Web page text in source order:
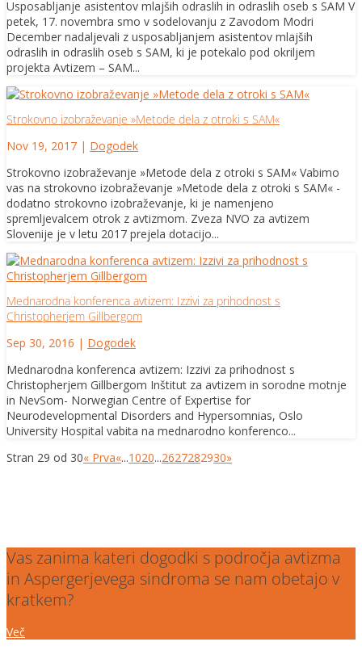
Usposabljanje asistentov mlajših odraslih in odraslih oseb s SAM V
petek, 17. novembra smo v sodelovanju z Zavodom Modri
December nadaljevali z usposabljanjem asistentov mlajših
odraslih in odraslih oseb s SAM, ki je potekalo pod okriljem
projekta Avtizem – SAM...
Strokovno izobraževanje »Metode dela z otroki s SAM«
Nov 19, 2017 | Dogodek
Strokovno izobraževanje »Metode dela z otroki s SAM« Vabimo
vas na strokovno izobraževanje »Metode dela z otroki s SAM« -
dodatno strokovno izobraževanje, ki je namenjeno
spremljevalcem otrok z avtizmom. Zveza NVO za avtizem
Slovenije je v letu 2017 prejela dotacijo...
Mednarodna konferenca avtizem: Izzivi za prihodnost s
Christopherjem Gillbergom
Sep 30, 2016 | Dogodek
Mednarodna konferenca avtizem: Izzivi za prihodnost s
Christopherjem Gillbergom Inštitut za avtizem in sorodne motnje
in NevSom- Norwegian Centre of Expertise for
Neurodevelopmental Disorders and Hypersomnias, Oslo
University Hospital vabita na mednarodno konferenco...
Stran 29 od 30« Prva«...1020...2627282930»
Vas zanima kateri dogodki s področja avtizma
in Aspergerjevega sindroma se nam obetajo v
kratkem?
Več